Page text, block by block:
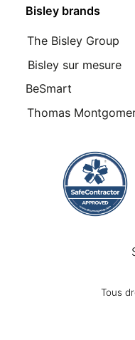
Bisley brands
The Bisley Group
Bisley sur mesure
BeSmart
Thomas
Tous